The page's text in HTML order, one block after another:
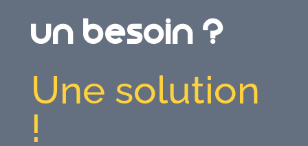
Un besoin ?
Une solution
!